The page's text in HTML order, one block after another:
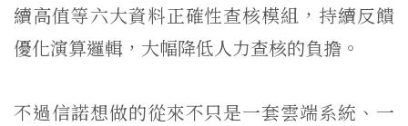
續高值等六大資料正確性查核模組，持續反饋
優化演算邏輯，大幅降低人力查核的負擔。
不過信諾想做的從來不只是一套雲端系統、一